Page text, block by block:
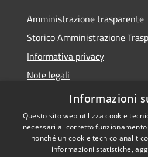
Amministrazione trasparente
Storico Amministrazione
Informativa privacy
Note legali
Dichiarazione di accessibilità
Informazioni
Questo sito web utilizza cookie
necessari al corretto
nonché un cookie tecnico
informazioni statistiche,